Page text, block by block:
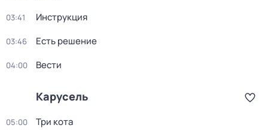
03:41 Инструкция
03:46 Есть решение
04:00 Вести
Карусель
05:00 Три кота